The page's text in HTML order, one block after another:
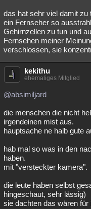
das hat sehr viel damit zu
ein Fernseher so
Gehirnzellen zu tun und
Fernsehen meiner
verschlossen, sie
kekithu
ehemaliges Mitglied
@absimiljard
die menschen die nicht
irgendeinen mist aus.
hauptsache ne halb gute
hab mal so was in den
haben.
mit "versteckter kamera".
die leute haben selbst
hingeschaut, sehr lässig)
sie dachten das wären